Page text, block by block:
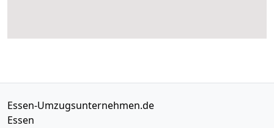
Essen-Umzugsunternehmen.de
Essen